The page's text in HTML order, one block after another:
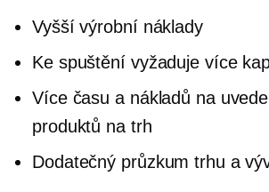
Vyšší výrobní náklady
Ke spuštění vyžaduje více
Více času a nákladů na
produktů na trh
Dodatečný průzkum trhu a